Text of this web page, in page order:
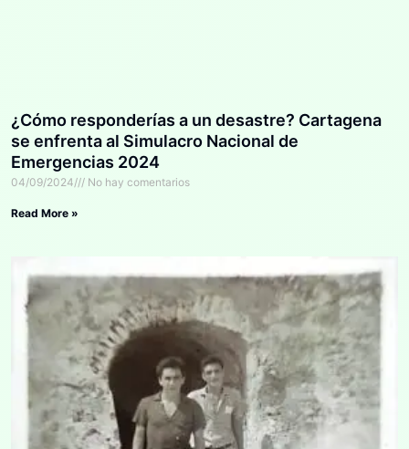
¿Cómo responderías a un desastre? Cartagena
se enfrenta al Simulacro Nacional de
Emergencias 2024
04/09/2024 No hay comentarios
Read More »